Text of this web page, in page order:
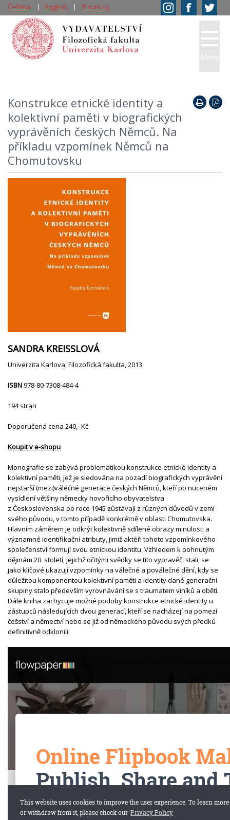
Konstrukce etnické identity a
kolektivní paměti v biografických
vyprávěních českých Němců. Na
příkladu vzpomínek Němců na
Chomutovsku
SANDRA KREISSLOVÁ
Univerzita Karlova, Filozofická fakulta, 2013
ISBN978-80-7308-484-4
194 stran
Doporučená cena 240,- Kč
Koupit v e-shopu
Monografie se zabývá problematikou konstrukce etnické identity a
kolektivní paměti, jež je sledována na pozadí biografických vyprávění
nejstarší (mezi)válečné generace českých Němců, kteří po nuceném
vysídlení většiny německy hovořícího obyvatelstva
z Československa po roce 1945 zůstávají z různých důvodů v zemi
svého původu, v tomto případě konkrétně v oblasti Chomutovska.
Hlavním záměrem je odkrýt kolektivně sdílené obrazy minulosti a
významné identifikační atributy, jimiž aktéři tohoto vzpomínkového
společenství formují svou etnickou identitu. Vzhledem k pohnutým
dějinám 20. století, jejichž očitými svědky se tito vypravěči stali, se
jako klíčové ukazují vzpomínky na válečné a poválečné dění, kdy se
důležitou komponentou kolektivní paměti a identity dané generační
skupiny stalo především vyrovnávání se s traumatem viníků a obětí.
Dále kniha zachycuje možné podoby konstrukce etnické identity u
zástupců následujících dvou generací, kteří se nacházejí na pomezí
češství a němectví nebo se již od německého původu svých předků
definitivně odklonili.
Menu
Čeština English ff.cuni.cz